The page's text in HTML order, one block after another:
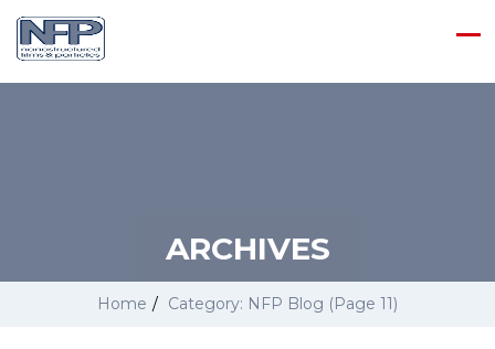
ARCHIVES
Home / Category: NFP Blog (Page 11)